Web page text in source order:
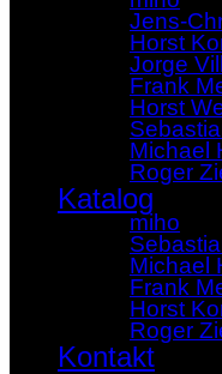
Jens-
Horst
Jorge
Frank
Horst
Michael
Roger
Katalog
miho
Michael
Frank
Horst
Roger
Kontakt